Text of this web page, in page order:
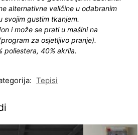
alternativne veličine u odabranim
svojim gustim tkanjem.
i može se prati u mašini na
za osjetljivo pranje).
poliestera, 40% akrila.
Tepisi